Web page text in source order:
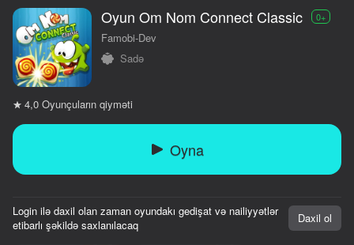
Oyun Om Nom Connect Classic 0+
Famobi-Dev
Sadə
4,0 Oyunçuların qiyməti
Oyna
Login ilə daxil olan zaman oyundakı gedişat və nailiyyətlər
etibarlı şəkildə saxlanılacaq
Daxil ol